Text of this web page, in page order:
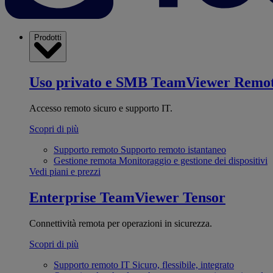
Prodotti
Uso privato e SMB TeamViewer
Accesso remoto sicuro e supporto IT.
Scopri di più
Supporto remoto Supporto remoto istantaneo
Gestione remota Monitoraggio e gestione dei dispositivi
Vedi piani e prezzi
Enterprise TeamViewer Tensor
Connettività remota per operazioni in sicurezza.
Scopri di più
Supporto remoto IT Sicuro, flessibile, integrato